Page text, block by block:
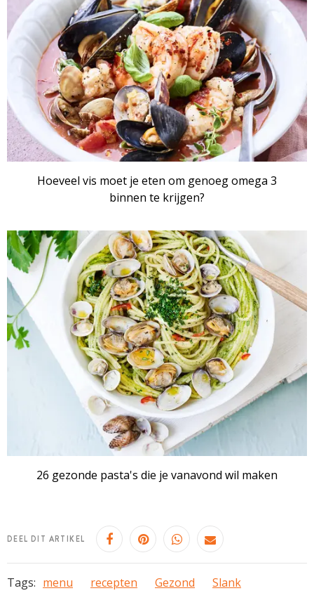
Hoeveel vis moet je eten om genoeg omega 3
binnen te krijgen?
26 gezonde pasta's die je vanavond wil maken
DEEL DIT ARTIKEL
Tags: menu recepten Gezond Slank